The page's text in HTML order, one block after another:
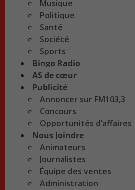
Musique
Politique
Santé
Société
Sports
Bingo Radio
AS de cœur
Publicité
Annoncer sur FM103,3
Concours
Opportunités d’affaires
Nous Joindre
Animateurs
Journalistes
Équipe des ventes
Administration